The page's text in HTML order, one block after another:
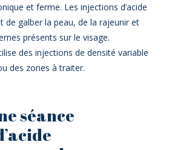
et ferme. Les injections d’acide
de galber la peau, de la rajeunir et
présents sur le visage.
des injections de densité variable
des zones à traiter.
séance